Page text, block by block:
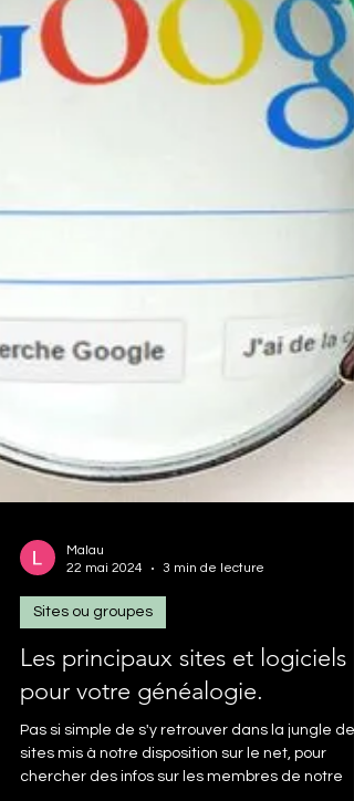
Malau
22 mai 2024
3 min de lecture
Sites ou groupes
Les principaux sites et logiciels
pour votre généalogie.